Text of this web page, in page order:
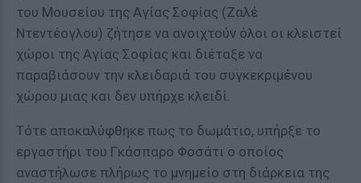
του Μουσείου της Αγίας Σοφίας (Ζαλέ
Ντεντέογλου) ζήτησε να ανοιχτούν όλοι οι κλειστεί
χώροι της Αγίας Σοφίας και διέταξε να
παραβιάσουν την κλειδαριά του συγκεκριμένου
χώρου μιας και δεν υπήρχε κλειδί.
Τότε αποκαλύφθηκε πως το δωμάτιο, υπήρξε το
εργαστήρι του Γκάσπαρο Φοσάτι ο οποίος
αναστήλωσε πλήρως το μνημείο στη διάρκεια της